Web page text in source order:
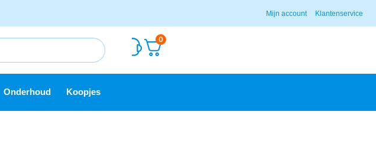
Mijn account Klantenservice
0
Onderhoud Koopjes